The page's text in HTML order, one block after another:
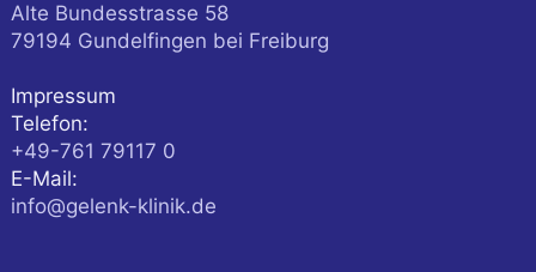
Alte Bundesstrasse 58
79194 Gundelfingen bei Freiburg
Impressum
Telefon:
+49-761 79117 0
E-Mail:
info@gelenk-klinik.de